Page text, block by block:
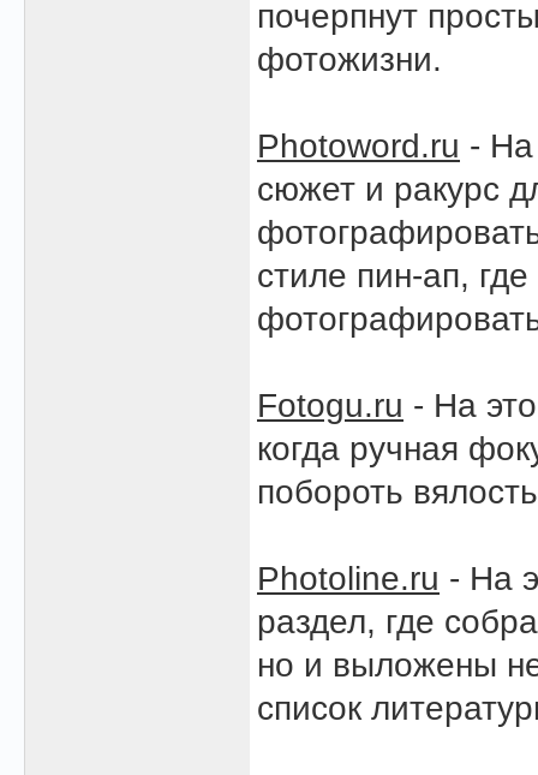
почерпнут
фотожизни.
Photoword.ru - На
сюжет и ракурс
стиле пин-ап,
Fotogu.ru - На
когда ручная
побороть
Photoline.ru - На
раздел, где
но и выложены
список